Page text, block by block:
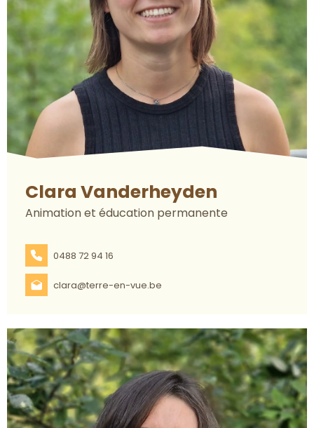
Clara Vanderheyden
Animation et éducation permanente
0488 72 94 16
clara@terre-en-vue.be